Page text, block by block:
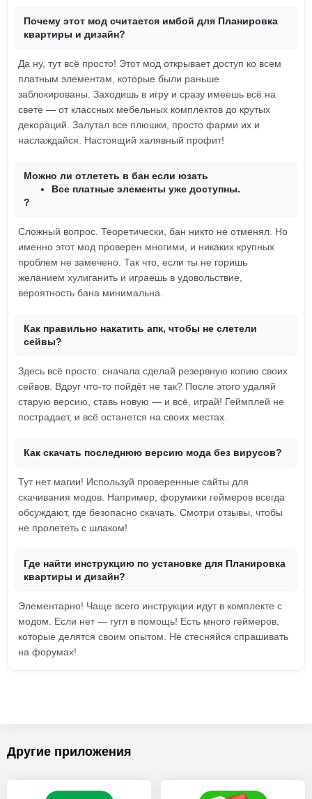
Почему этот мод считается имбой для Планировка
квартиры и дизайн?
Да ну, тут всё просто! Этот мод открывает доступ ко всем
платным элементам, которые были раньше
заблокированы. Заходишь в игру и сразу имеешь всё на
свете — от классных мебельных комплектов до крутых
декораций. Залутал все плюшки, просто фарми их и
наслаждайся. Настоящий халявный профит!
Можно ли отлететь в бан если юзать
Все платные элементы уже доступны.
?
Сложный вопрос. Теоретически, бан никто не отменял. Но
именно этот мод проверен многими, и никаких крупных
проблем не замечено. Так что, если ты не горишь
желанием хулиганить и играешь в удовольствие,
вероятность бана минимальна.
Как правильно накатить апк, чтобы не слетели
сейвы?
Здесь всё просто: сначала сделай резервную копию своих
сейвов. Вдруг что-то пойдёт не так? После этого удаляй
старую версию, ставь новую — и всё, играй! Геймплей не
пострадает, и всё останется на своих местах.
Как скачать последнюю версию мода без вирусов?
Тут нет магии! Используй проверенные сайты для
скачивания модов. Например, форумики геймеров всегда
обсуждают, где безопасно скачать. Смотри отзывы, чтобы
не пролететь с шлаком!
Где найти инструкцию по установке для Планировка
квартиры и дизайн?
Элементарно! Чаще всего инструкции идут в комплекте с
модом. Если нет — гугл в помощь! Есть много геймеров,
которые делятся своим опытом. Не стесняйся спрашивать
на форумах!
Другие приложения